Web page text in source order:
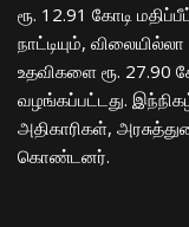
ரூ. 12.91 கோடி
நாட்டியும்,
உதவிகளை ரூ. 27.90
வழங்கப்பட்டது.
அதிகாரிகள்,
கொண்டனர்.